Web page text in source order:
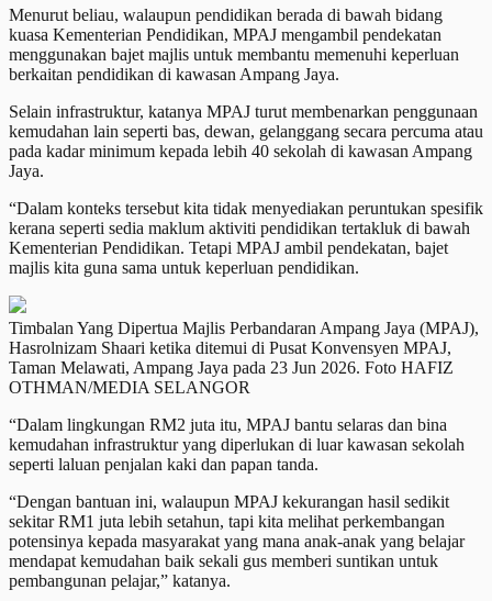
Menurut beliau, walaupun pendidikan berada di bawah bidang
kuasa Kementerian Pendidikan, MPAJ mengambil pendekatan
menggunakan bajet majlis untuk membantu memenuhi keperluan
berkaitan pendidikan di kawasan Ampang Jaya.
Selain infrastruktur, katanya MPAJ turut membenarkan penggunaan
kemudahan lain seperti bas, dewan, gelanggang secara percuma atau
pada kadar minimum kepada lebih 40 sekolah di kawasan Ampang
Jaya.
“Dalam konteks tersebut kita tidak menyediakan peruntukan spesifik
kerana seperti sedia maklum aktiviti pendidikan tertakluk di bawah
Kementerian Pendidikan. Tetapi MPAJ ambil pendekatan, bajet
majlis kita guna sama untuk keperluan pendidikan.
Timbalan Yang Dipertua Majlis Perbandaran Ampang Jaya (MPAJ),
Hasrolnizam Shaari ketika ditemui di Pusat Konvensyen MPAJ,
Taman Melawati, Ampang Jaya pada 23 Jun 2026. Foto HAFIZ
OTHMAN/MEDIA SELANGOR
“Dalam lingkungan RM2 juta itu, MPAJ bantu selaras dan bina
kemudahan infrastruktur yang diperlukan di luar kawasan sekolah
seperti laluan penjalan kaki dan papan tanda.
“Dengan bantuan ini, walaupun MPAJ kekurangan hasil sedikit
sekitar RM1 juta lebih setahun, tapi kita melihat perkembangan
potensinya kepada masyarakat yang mana anak-anak yang belajar
mendapat kemudahan baik sekali gus memberi suntikan untuk
pembangunan pelajar,” katanya.